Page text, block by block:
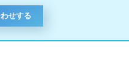
せする